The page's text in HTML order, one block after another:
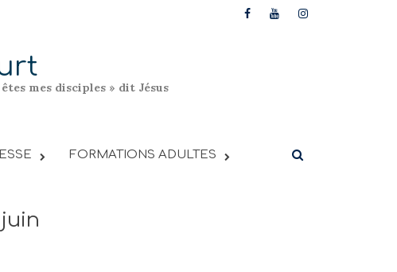
mes disciples » dit Jésus
FORMATIONS ADULTES